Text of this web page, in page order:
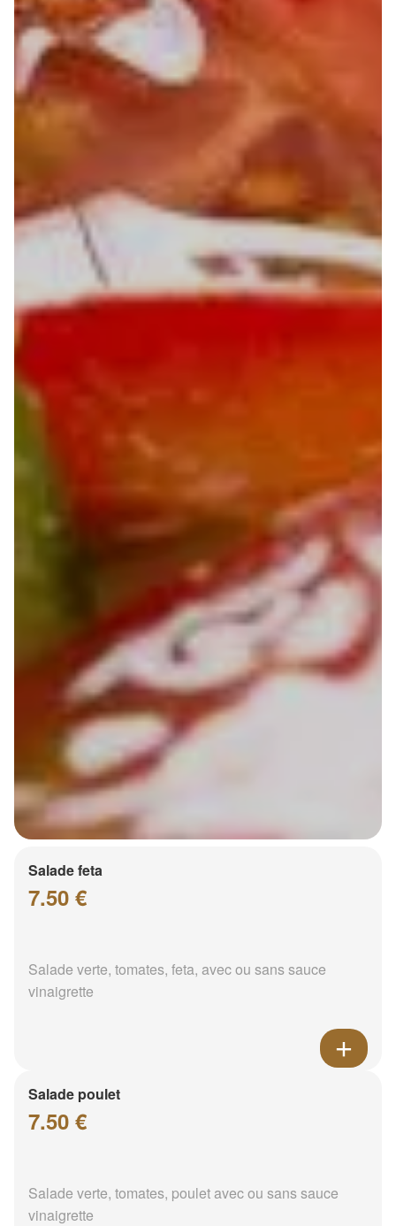
Salade feta
7.50 €
Salade verte, tomates, feta, avec ou sans sauce
vinaigrette
Salade poulet
7.50 €
Salade verte, tomates, poulet avec ou sans sauce
vinaigrette